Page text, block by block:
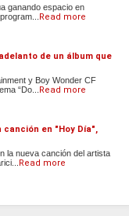
ganando espacio en
Read more
de un álbum que
y Boy Wonder CF
“Do...
Read more
en "Hoy Día",
la nueva canción del artista
Read more